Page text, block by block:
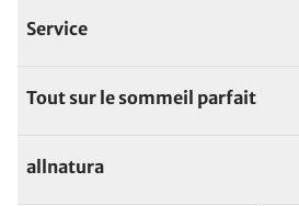
Service
Tout sur le sommeil parfait
allnatura